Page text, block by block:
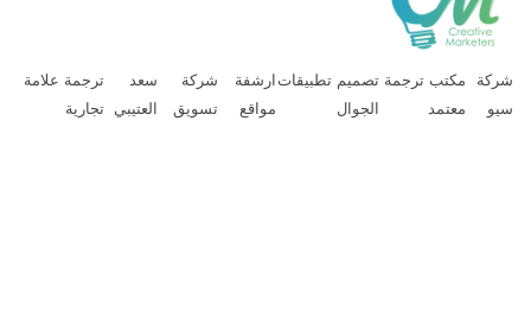
مكتب ترجمة
معتمد
تصميم تطبيقات
الجوال
ارشفة
مواقع
شركة
تسويق
سعد
العتيبي
ترجمة علامة
تجارية